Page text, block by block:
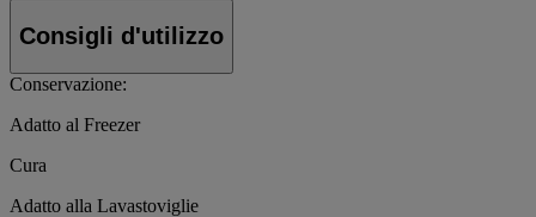
Consigli d'utilizzo
Conservazione:
Adatto al Freezer
Cura
Adatto alla Lavastoviglie